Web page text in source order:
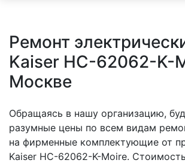
Ремонт
Kaiser HC-62062-K-
Москве
Обращаясь в нашу организацию,
разумные цены по всем видам
на фирменные комплектующие от
Kaiser HC-62062-K-Moire.